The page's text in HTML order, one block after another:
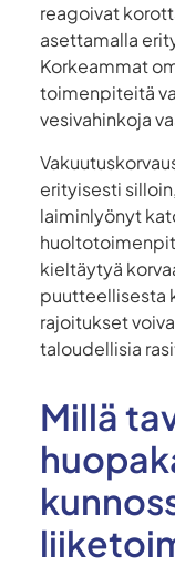
reagoivat
asettamalla
Korkeammat
toimenpiteitä
vesivahinkoja
erityisesti
laiminlyönyt
kieltäytyä
puutteellisesta
rajoitukset
taloudellisia
Millä